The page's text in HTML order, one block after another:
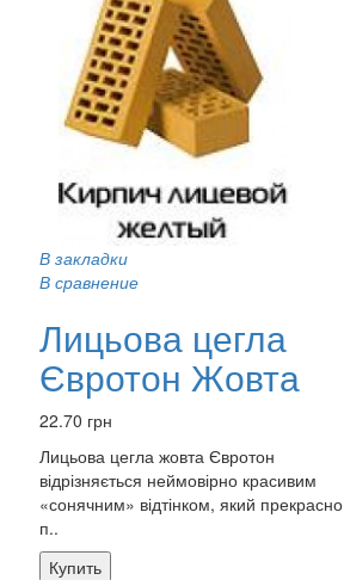
В закладки
В сравнение
Лицьова цегла
Євротон Жовта
22.70 грн
Лицьова цегла жовта Євротон
відрізняється неймовірно красивим
«сонячним» відтінком, який прекрасно
п..
Купить